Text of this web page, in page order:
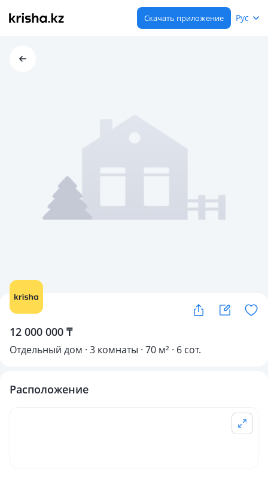
Скачать приложение Рус
12 000 000 ₸
Отдельный дом · 3 комнаты · 70 м² · 6 сот.
Расположение